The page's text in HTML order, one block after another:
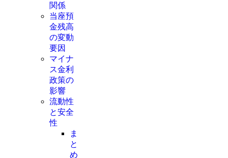
関係
当座預
金残高
の変動
要因
マイナ
ス金利
政策の
影響
流動性
と安全
性
ま
と
め